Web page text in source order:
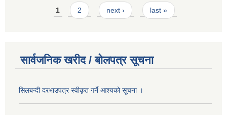
Pages1 2 next › last »
सार्वजनिक खरीद / बोलपत्र सूचना
सिलबन्दी दरभाउपत्र स्वीकृत गर्ने आश्यको सूचना ।